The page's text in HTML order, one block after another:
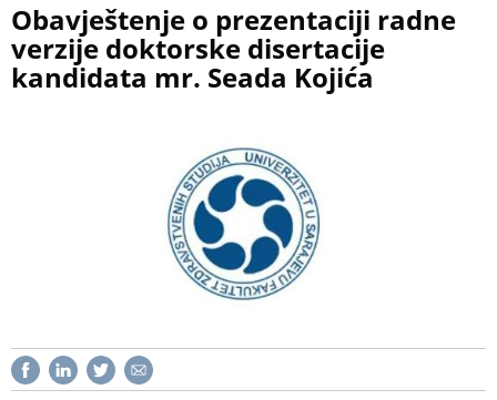
Obavještenje o prezentaciji radne
verzije doktorske disertacije
kandidata mr. Seada Kojića